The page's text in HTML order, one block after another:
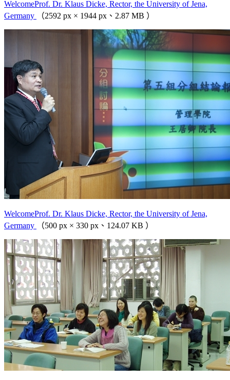
WelcomeProf. Dr. Klaus Dicke, Rector, the University of Jena,
Germany
（2592 px × 1944 px、2.87 MB ）
WelcomeProf. Dr. Klaus Dicke, Rector, the University of Jena,
Germany
（500 px × 330 px、124.07 KB ）